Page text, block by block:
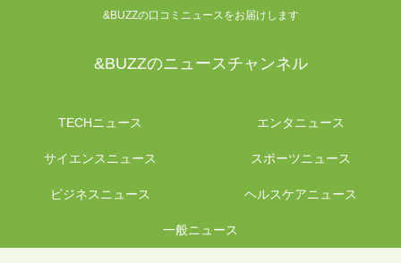
&BUZZの口コミニュースをお届けします
&BUZZのニュースチャンネル
TECHニュース エンタニュース
サイエンスニュース スポーツニュース
ビジネスニュース ヘルスケアニュース
一般ニュース